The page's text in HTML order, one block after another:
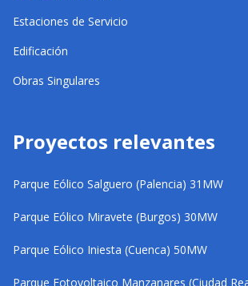
Estaciones de Servicio
Edificación
Obras Singulares
Proyectos relevantes
Parque Eólico Salguero (Palencia) 31MW
Parque Eólico Miravete (Burgos) 30MW
Parque Eólico Iniesta (Cuenca) 50MW
Parque Fotovoltaico Manzanares (Ciudad